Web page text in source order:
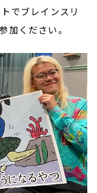
でブレインスリ
加ください。